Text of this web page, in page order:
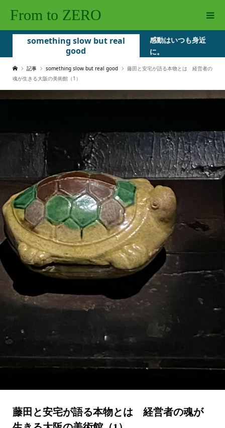
From to ZERO
something slow but real
good
感動はいつも身近
に。
記事 something slow but real good
藤田と安宅が語る本物とは 経営者の
魂が生きる大阪の美術館（1）
藤田と安宅が語る本物とは 経営者の魂が